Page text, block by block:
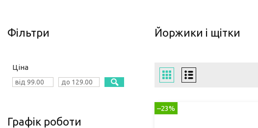
Йоржики і щітки
–23%
Фільтри
Ціна
Графік роботи